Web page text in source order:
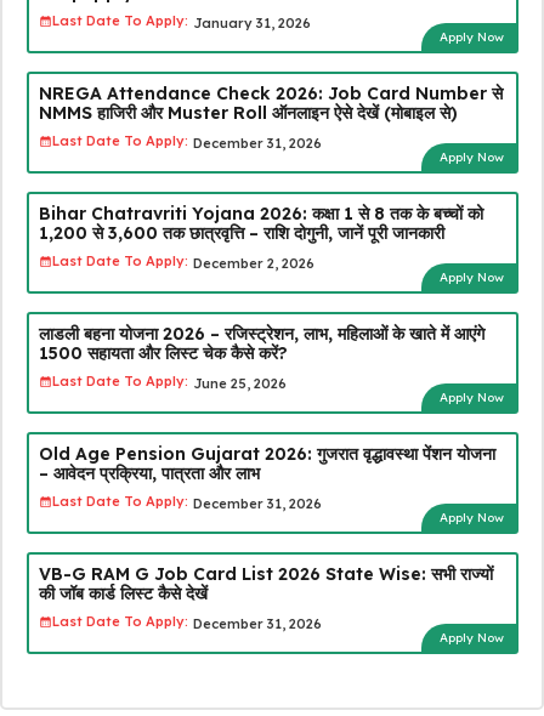
Last Date To Apply: January 31, 2026
Apply Now
NREGA Attendance Check 2026: Job Card Number से
NMMS हाजिरी और Muster Roll ऑनलाइन ऐसे देखें (मोबाइल से)
Last Date To Apply: December 31, 2026
Apply Now
Bihar Chatravriti Yojana 2026: कक्षा 1 से 8 तक के बच्चों को
₹1,200 से ₹3,600 तक छात्रवृत्ति – राशि दोगुनी, जानें पूरी जानकारी
Last Date To Apply: December 2, 2026
Apply Now
लाडली बहना योजना 2026 – रजिस्ट्रेशन, लाभ, महिलाओं के खाते में आएंगे
₹1500 सहायता और लिस्ट चेक कैसे करें?
Last Date To Apply: June 25, 2026
Apply Now
Old Age Pension Gujarat 2026: गुजरात वृद्धावस्था पेंशन योजना
– आवेदन प्रक्रिया, पात्रता और लाभ
Last Date To Apply: December 31, 2026
Apply Now
VB-G RAM G Job Card List 2026 State Wise: सभी राज्यों
की जॉब कार्ड लिस्ट कैसे देखें
Last Date To Apply: December 31, 2026
Apply Now